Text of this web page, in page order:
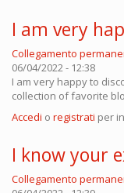
I am very
Collegamento
06/04/2022 - 12:38
I am very happy to
collection of favorite
Accedi o registrati per
I know your
Collegamento